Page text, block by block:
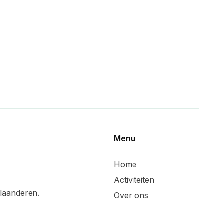
Menu
Home
Activiteiten
Over ons